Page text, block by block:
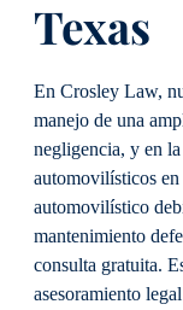
Texas
En Crosley Law,
manejo de una
negligencia, y en
automovilísticos
automovilístico
mantenimiento
consulta gratuita.
asesoramiento